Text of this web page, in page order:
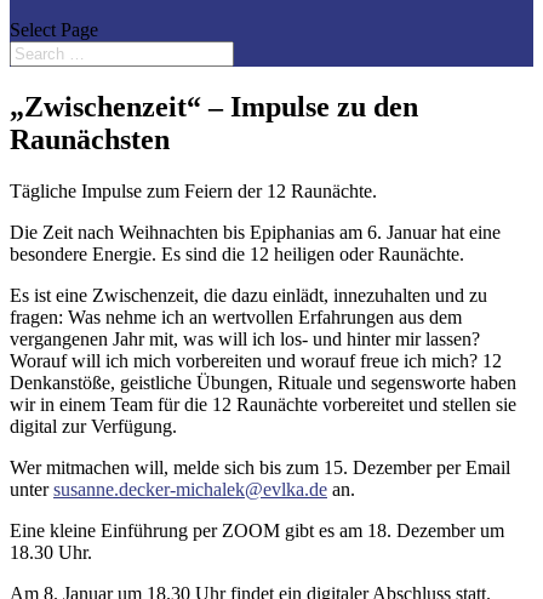
Select Page
„Zwischenzeit“ – Impulse zu den
Raunächsten
Tägliche Impulse zum Feiern der 12 Raunächte.
Die Zeit nach Weihnachten bis Epiphanias am 6. Januar hat eine
besondere Energie. Es sind die 12 heiligen oder Raunächte.
Es ist eine Zwischenzeit, die dazu einlädt, innezuhalten und zu
fragen: Was nehme ich an wertvollen Erfahrungen aus dem
vergangenen Jahr mit, was will ich los- und hinter mir lassen?
Worauf will ich mich vorbereiten und worauf freue ich mich? 12
Denkanstöße, geistliche Übungen, Rituale und segensworte haben
wir in einem Team für die 12 Raunächte vorbereitet und stellen sie
digital zur Verfügung.
Wer mitmachen will, melde sich bis zum 15. Dezember per Email
untersusanne.decker-michalek@evlka.de an.
Eine kleine Einführung per ZOOM gibt es am 18. Dezember um
18.30 Uhr.
Am 8. Januar um 18.30 Uhr findet ein digitaler Abschluss statt.